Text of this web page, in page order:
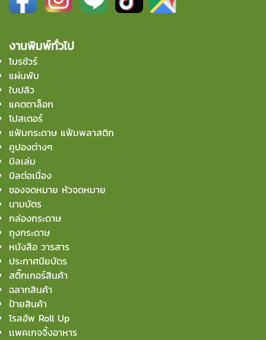
งานพิมพ์ทั่วไป
โบรชัวร์
แผ่นพับ
ใบปลิว
แคตตาล็อก
โปสเตอร์
แฟ้มกระดาษ แฟ้มพลาสติก
คูปองต่างๆ
บิลเล่ม
บิลต่อเนื่อง
ซองจดหมาย หัวจดหมาย
นามบัตร
กล่องกระดาษ
ถุงกระดาษ
หนังสือ วารสาร
ประกาศนียบัตร
สติ๊กเกอร์สินค้า
ฉลากสินค้า
ป้ายสินค้า
โรลอัพ Roll Up
เเพคเกจจิ้งอาหาร